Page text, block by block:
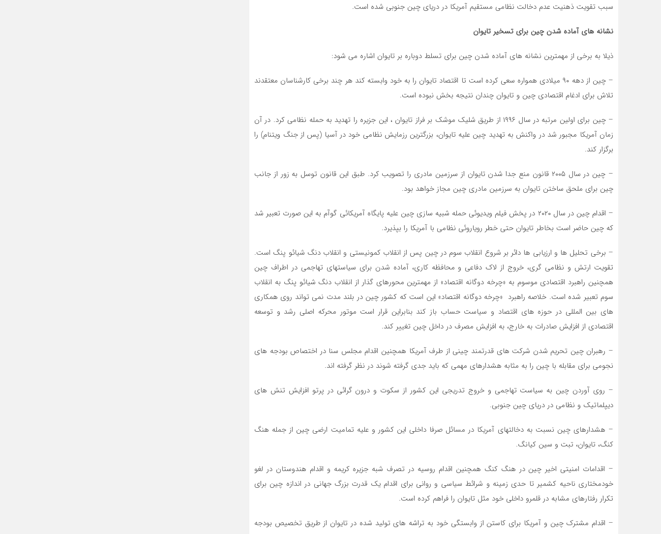
سبب تقویت ذهنیت عدم دخالت نظامی مستقیم آمریکا در دریای چین جنوبی شده است.
نشانه های آماده شدن چین برای تسخیر تایوان
ذیلا به برخی از مهمترین نشانه های آماده شدن چین برای تسلط دوباره بر تایوان اشاره می شود:
– چین از دهه ۹۰ میلادی همواره سعی کرده است تا اقتصاد تایوان را به خود وابسته کند هر چند برخی کارشناسان معتقدند
تلاش برای ادغام اقتصادی چین و تایوان چندان نتیجه بخش نبوده است.
– چین برای اولین مرتبه در سال ۱۹۹۶ از طریق شلیک موشک بر فراز تایوان ، این جزیره را تهدید به حمله نظامی کرد. در آن
زمان آمریکا مجبور شد در واکنش به تهدید چین علیه تایوان، بزرگترین رزمایش نظامی خود در آسیا (پس از جنگ ویتنام) را
برگزار کند.
– چین در سال ۲۰۰۵ قانون منع جدا شدن تایوان از سرزمین مادری را تصویب کرد. طبق این قانون توسل به زور از جانب
چین برای ملحق ساختن تایوان به سرزمین مادری چین مجاز خواهد بود.
– اقدام چین در سال ۲۰۲۰ در پخش فیلم ویدیوئی حمله شبیه سازی چین علیه پایگاه آمریکائی گوآم به این صورت تعبیر شد
که چین حاضر است بخاطر تایوان حتی خطر رویاروئی نظامی با آمریکا را بپذیرد.
– برخی تحلیل ها و ارزیابی ها دائر بر شروع انقلاب سوم در چین پس از انقلاب کمونیستی و انقلاب دنگ شیائو پنگ است.
تقویت ارتش و نظامی گری، خروج از لاک دفاعی و محافظه کاری، آماده شدن برای سیاستهای تهاجمی در اطراف چین
همچنین راهبرد اقتصادی موسوم به «چرخه دوگانه اقتصاد» از مهمترین محورهای گذار از انقلاب دنگ شیائو پنگ به انقلاب
سوم تعبیر شده است. خلاصه راهبرد «چرخه دوگانه اقتصاد» این است که کشور چین در بلند مدت نمی تواند روی همکاری
های بین المللی در حوزه های اقتصاد و سیاست حساب باز کند بنابراین قرار است موتور محرکه اصلی رشد و توسعه
اقتصادی از افزایش صادرات به خارج، به افزایش مصرف در داخل چین تغییر کند.
– رهبران چین تحریم شدن شرکت های قدرتمند چینی از طرف آمریکا همچنین اقدام مجلس سنا در اختصاص بودجه های
نجومی برای مقابله با چین را به مثابه هشدارهای مهمی که باید جدی گرفته شوند در نظر گرفته اند.
– روی آوردن چین به سیاست تهاجمی و خروج تدریجی این کشور از سکوت و درون گرائی در پرتو افزایش تنش های
دیپلماتیک و نظامی در دریای چین جنوبی.
– هشدارهای چین نسبت به دخالتهای آمریکا در مسائل صرفا داخلی این کشور و علیه تمامیت ارضی چین از جمله هنگ
کنگ، تایوان، تبت و سین کیانگ.
– اقدامات امنیتی اخیر چین در هنگ کنگ همچنین اقدام روسیه در تصرف شبه جزیره کریمه و اقدام هندوستان در لغو
خودمختاری ناحیه کشمیر تا حدی زمینه و شرائط سیاسی و روانی برای اقدام یک قدرت بزرگ جهانی در اندازه چین برای
تکرار رفتارهای مشابه در قلمرو داخلی خود مثل تایوان را فراهم کرده است.
– اقدام مشترک چین و آمریکا برای کاستن از وابستگی خود به تراشه های تولید شده در تایوان از طریق تخصیص بودجه